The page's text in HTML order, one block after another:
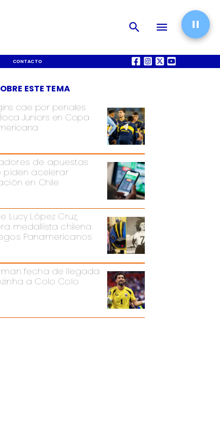
CONTACTO QUIÉNES SOMOS
cae por penales
Juniors en Copa
de apuestas
piden acelerar
en Chile
Lucy López Cruz,
medallista chilena
Panamericanos
fecha de llegada
a Colo Colo
ESTE TEMA